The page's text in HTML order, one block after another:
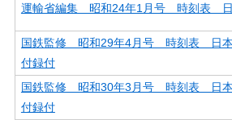
運輸省編集 昭和24年1月号 時刻表 日
国鉄監修 昭和29年4月号 時刻表 日
付録付
国鉄監修 昭和30年3月号 時刻表 日
付録付